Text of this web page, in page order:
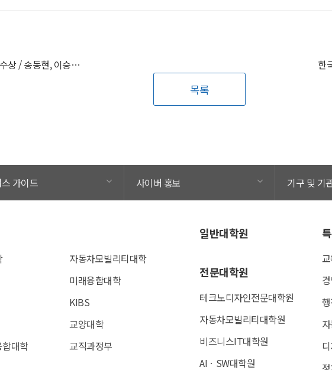
2026 한국 춘계 바이오칩학회 최우수 포스터상 수상 / 송동현, 이승우(융합바이오공학과 21) 학생
목록
가이드 사이버 홍보 기구 및 기
대학
자동차모빌리티대학
미래융합대학
KIBS
교양대학
교직과정부
일반대학원
전문대학원
테크노디자인전문대학원
자동차모빌리티대학원
비즈니스IT대학원
AIㆍSW대학원